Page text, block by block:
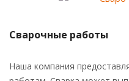
Сварочные работы
Наша компания